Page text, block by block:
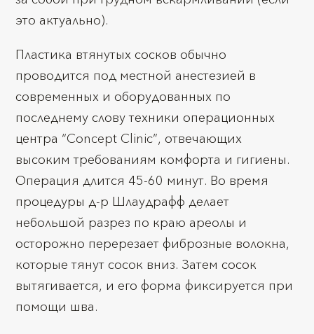
это актуально).
Пластика втянутых сосков обычно
проводится под местной анестезией в
современных и оборудованных по
последнему слову техники операционных
центра “Concept Clinic”, отвечающих
высоким требованиям комфорта и гигиены.
Операция длится 45-60 минут. Во время
процедуры д-р Шлаудрафф делает
небольшой разрез по краю ареолы и
осторожно перерезает фиброзные волокна,
которые тянут сосок вниз. Затем сосок
вытягивается, и его форма фиксируется при
помощи шва.